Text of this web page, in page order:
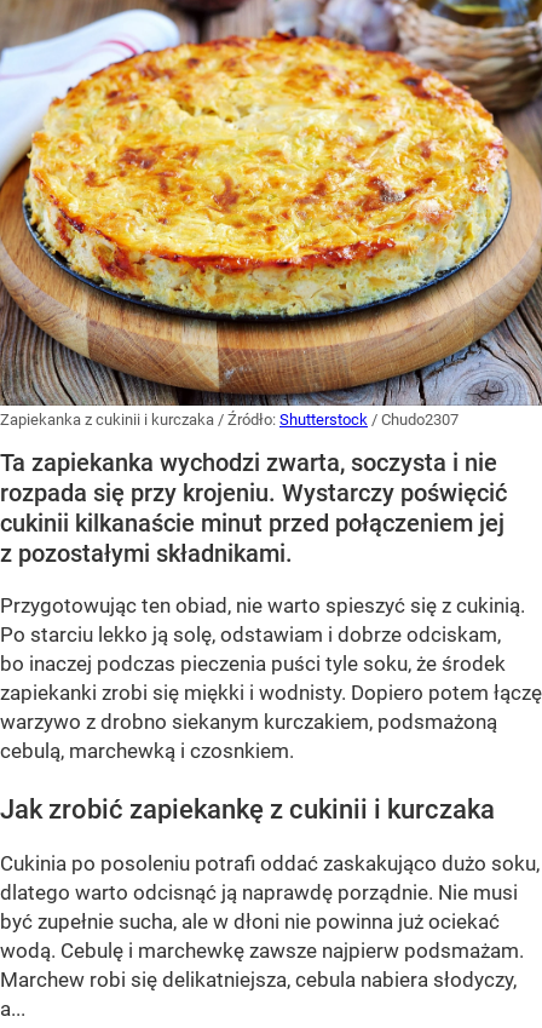
Zapiekanka z cukinii i kurczaka / Źródło: Shutterstock / Chudo2307
Ta zapiekanka wychodzi zwarta, soczysta i nie
rozpada się przy krojeniu. Wystarczy poświęcić
cukinii kilkanaście minut przed połączeniem jej
z pozostałymi składnikami.
Przygotowując ten obiad, nie warto spieszyć się z cukinią.
Po starciu lekko ją solę, odstawiam i dobrze odciskam,
bo inaczej podczas pieczenia puści tyle soku, że środek
zapiekanki zrobi się miękki i wodnisty. Dopiero potem łączę
warzywo z drobno siekanym kurczakiem, podsmażoną
cebulą, marchewką i czosnkiem.
Jak zrobić zapiekankę z cukinii i kurczaka
Cukinia po posoleniu potrafi oddać zaskakująco dużo soku,
dlatego warto odcisnąć ją naprawdę porządnie. Nie musi
być zupełnie sucha, ale w dłoni nie powinna już ociekać
wodą. Cebulę i marchewkę zawsze najpierw podsmażam.
Marchew robi się delikatniejsza, cebula nabiera słodyczy,
a...